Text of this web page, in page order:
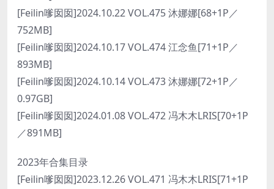
[Feilin嗲囡囡]2024.10.22 VOL.475 沐娜娜[68+1P／
752MB]
[Feilin嗲囡囡]2024.10.17 VOL.474 江念鱼[71+1P／
893MB]
[Feilin嗲囡囡]2024.10.14 VOL.473 沐娜娜[72+1P／
0.97GB]
[Feilin嗲囡囡]2024.01.08 VOL.472 冯木木LRIS[70+1P
／891MB]
2023年合集目录
[Feilin嗲囡囡]2023.12.26 VOL.471 冯木木LRIS[71+1P